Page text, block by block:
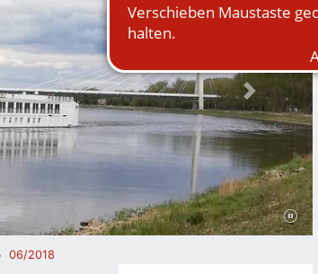
Nächstes Bild
06/2018